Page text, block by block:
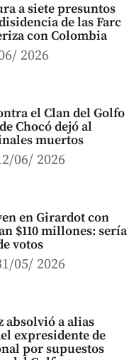
a siete presuntos
de las Farc
con Colombia
2026
el Clan del Golfo
Chocó dejó al
muertos
06/ 2026
en Girardot con
$110 millones: sería
votos
05/ 2026
absolvió a alias
expresidente de
por supuestos